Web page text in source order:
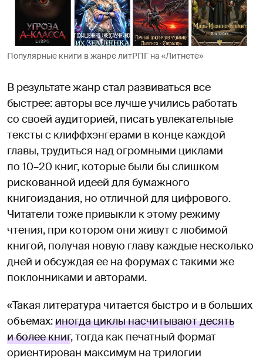
Популярные книги в жанре литРПГ на «Литнете»
В результате жанр стал развиваться все
быстрее: авторы все лучше учились работать
со своей аудиторией, писать увлекательные
тексты с клиффхэнгерами в конце каждой
главы, трудиться над огромными циклами
по 10–20 книг, которые были бы слишком
рискованной идеей для бумажного
книгоиздания, но отличной для цифрового.
Читатели тоже привыкли к этому режиму
чтения, при котором они живут с любимой
книгой, получая новую главу каждые несколько
дней и обсуждая ее на форумах с такими же
поклонниками и авторами.
«Такая литература читается быстро и в больших
объемах:иногда циклы насчитывают десять
и более книг, тогда как печатный формат
ориентирован максимум на трилогии